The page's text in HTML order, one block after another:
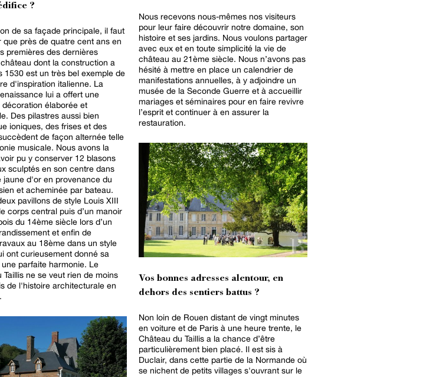
?
de sa façade principale, il faut
que près de quatre cent ans en
premières des dernières
dont la construction a
1530 est un très bel exemple de
d'inspiration italienne. La
lui a offert une
élaborée et
Des pilastres aussi bien
ioniques, des frises et des
de façon alternée telle
musicale. Nous avons la
pu y conserver 12 blasons
sculptés en son centre dans
jaune d'or en provenance du
et acheminée par bateau.
pavillons de style Louis XIII
corps central puis d’un manoir
du 14ème siècle lors d’un
et enfin de
au 18ème dans un style
ont curieusement donné sa
parfaite harmonie. Le
Taillis ne se veut rien de moins
de l'histoire architecturale en
Nous recevons nous-mêmes nos visiteurs
pour leur faire découvrir notre domaine, son
histoire et ses jardins. Nous voulons partager
avec eux et en toute simplicité la vie de
château au 21ème siècle. Nous n’avons pas
hésité à mettre en place un calendrier de
manifestations annuelles, à y adjoindre un
musée de la Seconde Guerre et à accueillir
mariages et séminaires pour en faire revivre
l’esprit et continuer à en assurer la
restauration.
Vos bonnes adresses alentour, en
dehors des sentiers battus ?
Non loin de Rouen distant de vingt minutes
en voiture et de Paris à une heure trente, le
Château du Taillis a la chance d’être
particulièrement bien placé. Il est sis à
Duclair, dans cette partie de la Normande où
se nichent de petits villages s'ouvrant sur le